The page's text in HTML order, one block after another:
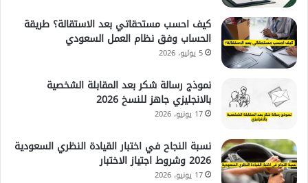
كيف احسب مستحقاتي بعد الاستقالة؟ طريقة
الحساب وفق نظام العمل السعودي
5 يوليو، 2026
نموذج رسالة شكر بعد المقابلة الشخصية
بالانجليزي جاهز للنسخ 2026
17 يونيو، 2026
نسبة النجاح في اختبار القيادة النظري السعودية
2026 وشروط اجتياز الاختبار
17 يونيو، 2026